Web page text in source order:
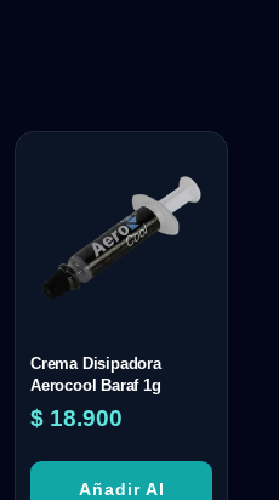
Crema Disipadora
Aerocool Baraf 1g
$ 18.900
Añadir Al